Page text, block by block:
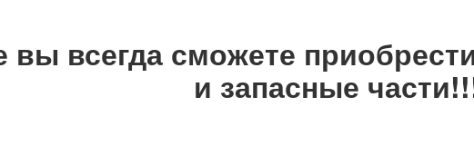
всегда сможете
и запасные